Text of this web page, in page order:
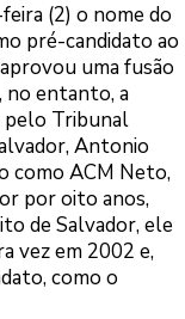
(2) o nome do
pré-candidato ao
uma fusão
no entanto, a
pelo Tribunal
Antonio
como ACM Neto,
por oito anos,
de Salvador, ele
vez em 2002 e,
como o